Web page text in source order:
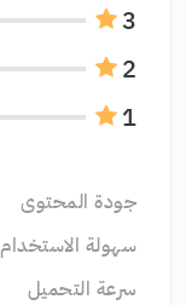
3
2
1
جودة المحتوى
سهولة الاستخدام
سرعة التحميل